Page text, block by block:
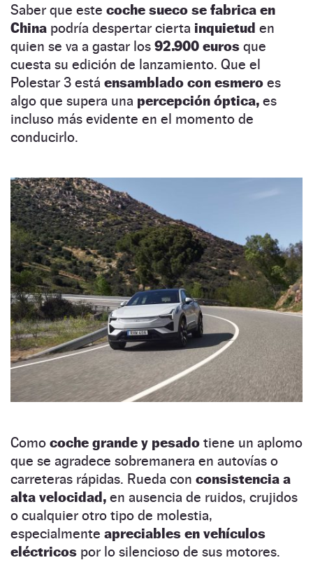
Saber que este coche sueco se fabrica en
China podría despertar cierta inquietud en
quien se va a gastar los 92.900 euros que
cuesta su edición de lanzamiento. Que el
Polestar 3 está ensamblado con esmero es
algo que supera una percepción óptica, es
incluso más evidente en el momento de
conducirlo.
Como coche grande y pesado tiene un aplomo
que se agradece sobremanera en autovías o
carreteras rápidas. Rueda con consistencia a
alta velocidad, en ausencia de ruidos, crujidos
o cualquier otro tipo de molestia,
especialmente apreciables en vehículos
eléctricos por lo silencioso de sus motores.